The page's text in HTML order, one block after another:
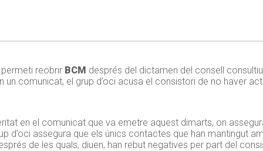
reobrir BCM després del dictamen del consell
un comunicat, el grup d’oci acusa el consistori de no haver
en el comunicat que va emetre aquest dimarts, on
d’oci assegura que els únics contactes que han mantingut
de les quals, diuen, han rebut negatives per part del